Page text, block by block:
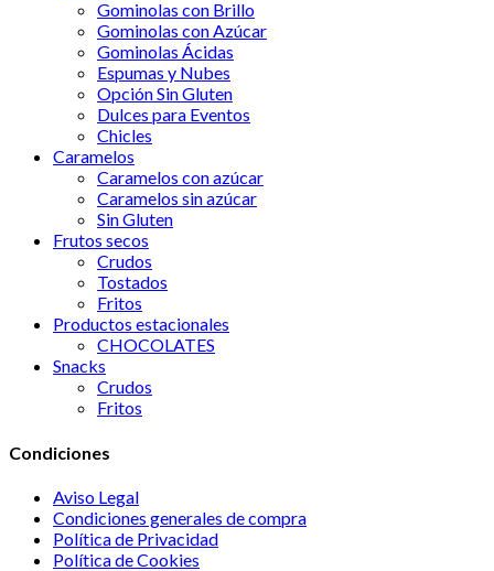
Gominolas con Brillo
Gominolas con Azúcar
Gominolas Ácidas
Espumas y Nubes
Opción Sin Gluten
Dulces para Eventos
Chicles
Caramelos
Caramelos con azúcar
Caramelos sin azúcar
Sin Gluten
Frutos secos
Crudos
Tostados
Fritos
Productos estacionales
CHOCOLATES
Snacks
Crudos
Fritos
Condiciones
Aviso Legal
Condiciones generales de compra
Política de Privacidad
Política de Cookies